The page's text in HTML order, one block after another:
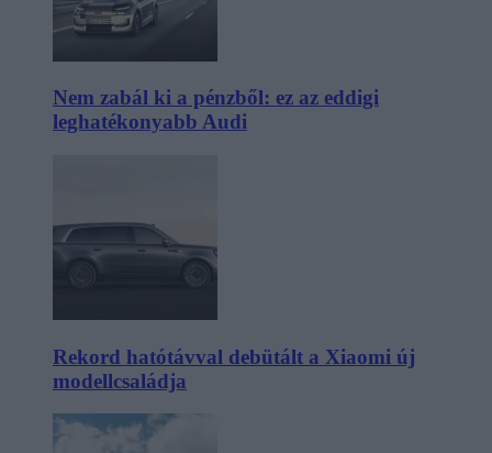
Nem zabál ki a pénzből: ez az eddigi
leghatékonyabb Audi
Rekord hatótávval debütált a Xiaomi új
modellcsaládja